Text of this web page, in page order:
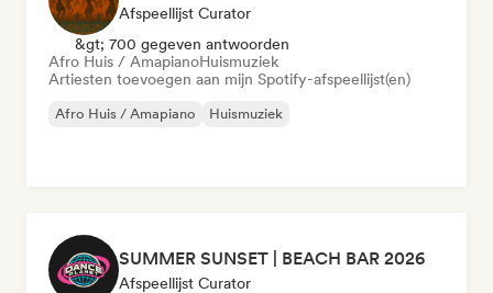
Afspeellijst Curator
&gt; 700 gegeven antwoorden
Afro Huis / AmapianoHuismuziek
Artiesten toevoegen aan mijn Spotify-afspeellijst(en)
Afro Huis / Amapiano Huismuziek
SUMMER SUNSET | BEACH BAR 2026
Afspeellijst Curator